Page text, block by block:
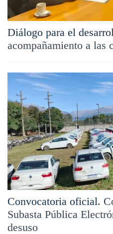
Diálogo para el
acompañamiento a las
Convocatoria oficial.
Subasta Pública
desuso